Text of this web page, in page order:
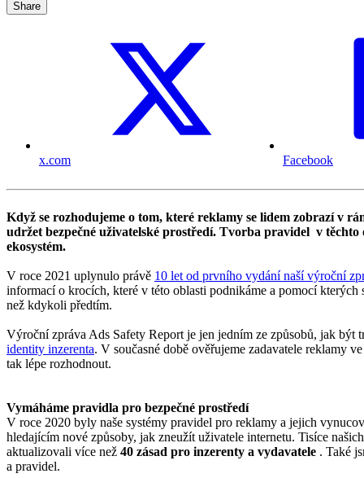
Share
x.com Facebook
Když se rozhodujeme o tom, které reklamy se lidem zobrazí v
udržet bezpečné uživatelské prostředí. Tvorba pravidel v
ekosystém.
V roce 2021 uplynulo právě 10 let od prvního vydání naší výroční
informací o krocích, které v této oblasti podnikáme a pomocí
než kdykoli předtím.
Výroční zpráva Ads Safety Report je jen jedním ze způsobů, jak být
identity inzerenta. V současné době ověřujeme zadavatele reklamy
tak lépe rozhodnout.
Vymáháme pravidla pro bezpečné prostředí
V roce 2020 byly naše systémy pravidel pro reklamy a jejich
hledajícím nové způsoby, jak zneužít uživatele internetu. Tisíce
aktualizovali více než 40 zásad pro inzerenty a vydavatele . Také
a pravidel.